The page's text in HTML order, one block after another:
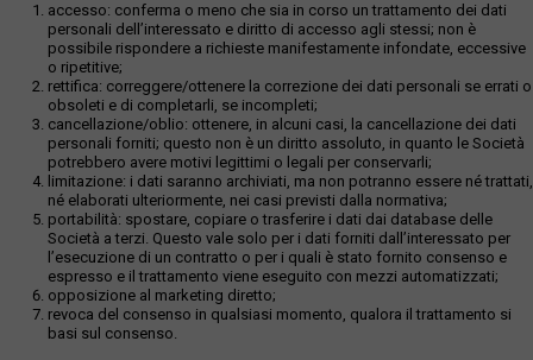
accesso: conferma o meno che sia in corso un trattamento dei dati
personali dell’interessato e diritto di accesso agli stessi; non è
possibile rispondere a richieste manifestamente infondate, eccessive
o ripetitive;
rettifica: correggere/ottenere la correzione dei dati personali se errati o
obsoleti e di completarli, se incompleti;
cancellazione/oblio: ottenere, in alcuni casi, la cancellazione dei dati
personali forniti; questo non è un diritto assoluto, in quanto le Società
potrebbero avere motivi legittimi o legali per conservarli;
limitazione: i dati saranno archiviati, ma non potranno essere né trattati,
né elaborati ulteriormente, nei casi previsti dalla normativa;
portabilità: spostare, copiare o trasferire i dati dai database delle
Società a terzi. Questo vale solo per i dati forniti dall’interessato per
l’esecuzione di un contratto o per i quali è stato fornito consenso e
espresso e il trattamento viene eseguito con mezzi automatizzati;
opposizione al marketing diretto;
revoca del consenso in qualsiasi momento, qualora il trattamento si
basi sul consenso.